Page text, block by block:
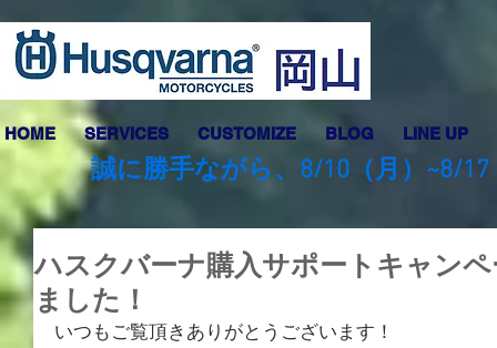
HOME SERVICES CUSTOMIZE BLOG LINE UP
誠に勝手ながら、8/10（月）~8/
ハスクバーナ購入サポートキャン
ました！
いつもご覧頂きありがとうございます！